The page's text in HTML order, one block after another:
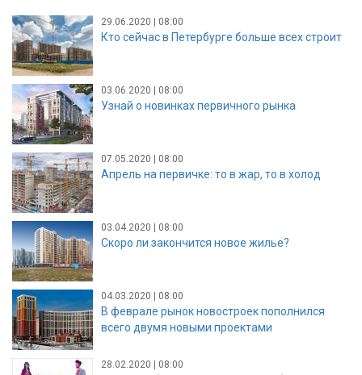
29.06.2020 | 08:00
Кто сейчас в Петербурге больше всех строит
03.06.2020 | 08:00
Узнай о новинках первичного рынка
07.05.2020 | 08:00
Апрель на первичке: то в жар, то в холод
03.04.2020 | 08:00
Скоро ли закончится новое жилье?
04.03.2020 | 08:00
В феврале рынок новостроек пополнился
всего двумя новыми проектами
28.02.2020 | 08:00